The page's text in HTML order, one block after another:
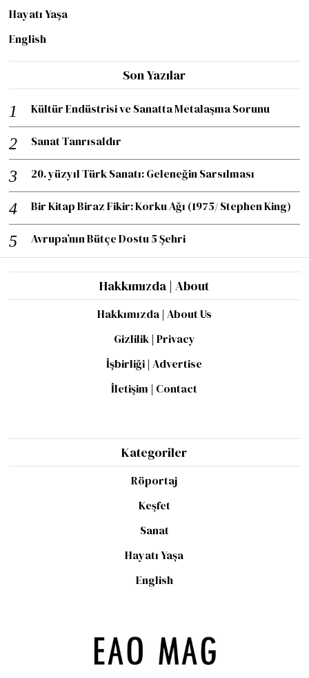
Hayatı Yaşa
English
Son Yazılar
Kültür Endüstrisi ve Sanatta Metalaşma Sorunu
Sanat Tanrısaldır
20. yüzyıl Türk Sanatı: Geleneğin Sarsılması
Bir Kitap Biraz Fikir: Korku Ağı (1975/ Stephen King)
Avrupa’nın Bütçe Dostu 5 Şehri
Hakkımızda | About
Hakkımızda | About Us
Gizlilik | Privacy
İşbirliği | Advertise
İletişim | Contact
Kategoriler
Röportaj
Keşfet
Sanat
Hayatı Yaşa
English